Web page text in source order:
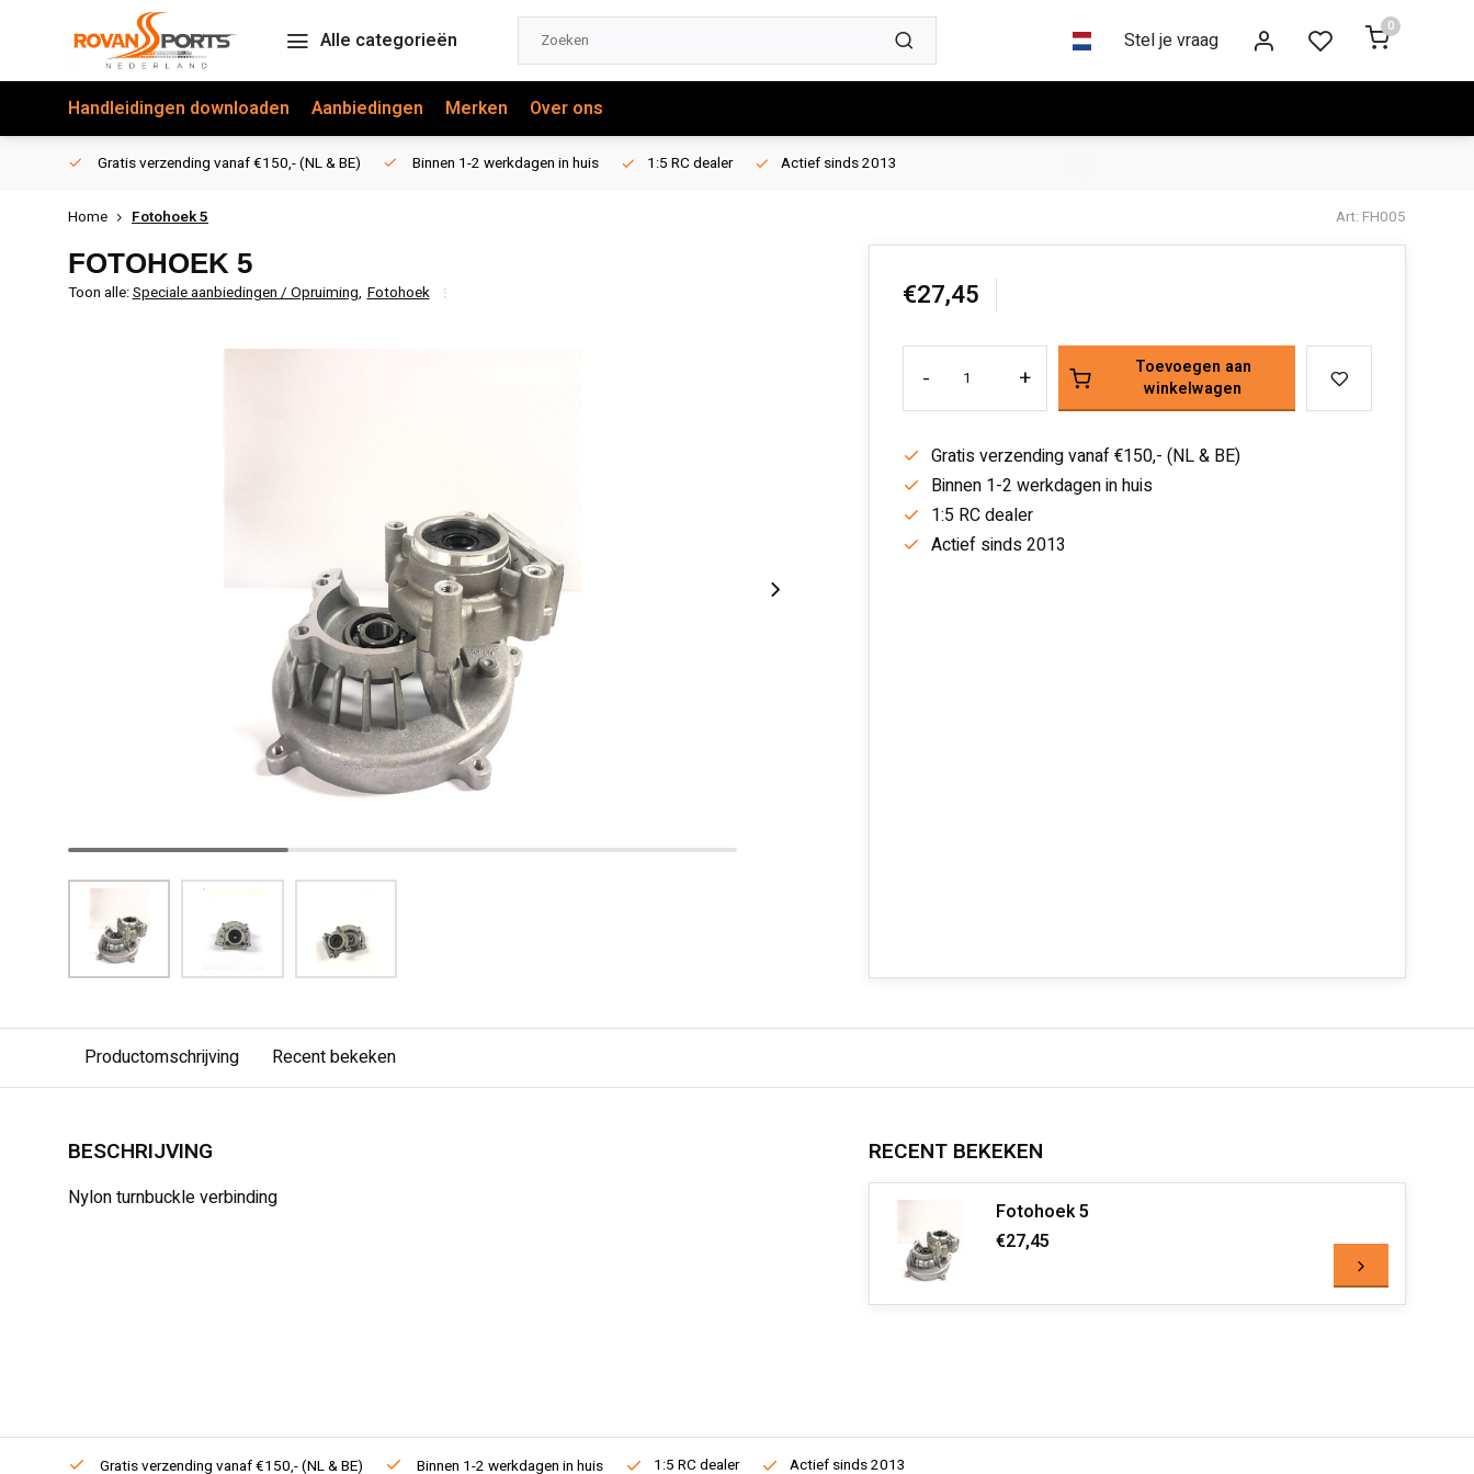
Alle categorieën Stel je vraag
0
Handleidingen downloaden Aanbiedingen Merken Over ons
Gratis verzending vanaf €150,- (NL & BE) Binnen 1-2 werkdagen in huis 1:5 RC dealer Actief sinds 2013
Home Fotohoek 5 Art: FH005
FOTOHOEK 5
Toon alle:Speciale aanbiedingen / Opruiming, Fotohoek €27,45
- +
Toevoegen aan
winkelwagen
Gratis verzending vanaf €150,- (NL & BE)
Binnen 1-2 werkdagen in huis
1:5 RC dealer
Actief sinds 2013
Productomschrijving Recent bekeken
BESCHRIJVING
Nylon turnbuckle verbinding
RECENT BEKEKEN
Fotohoek 5
€27,45
Gratis verzending vanaf €150,- (NL & BE) Binnen 1-2 werkdagen in huis 1:5 RC dealer Actief sinds 2013